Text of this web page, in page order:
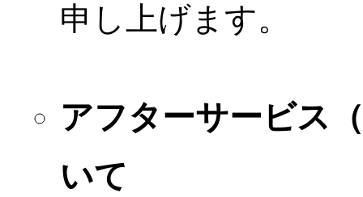
申し上げます。
アフターサービス
いて